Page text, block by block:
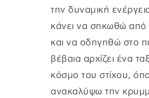
την δυναμική
κάνει να σηκωθώ από
και να οδηγηθώ στο
βέβαια αρχίζει ένα
κόσμο του στίχου,
ανακαλύψω την